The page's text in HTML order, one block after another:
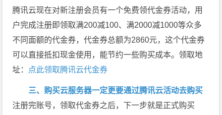
腾讯云现在对新注册会员有一个免费领代金券活动，用
户完成注册即领取满200减100、满2000减1000等众多
不同面额的代金券，代金券总额为2860元，这个代金券
可以直接抵扣现金使用，能节约一些购买成本。领取地
址： 点此领取腾讯云代金券
三、购买云服务器一定更要通过腾讯云活动去购买
注册完账号，领取代金券之后，下一步就是正式购买